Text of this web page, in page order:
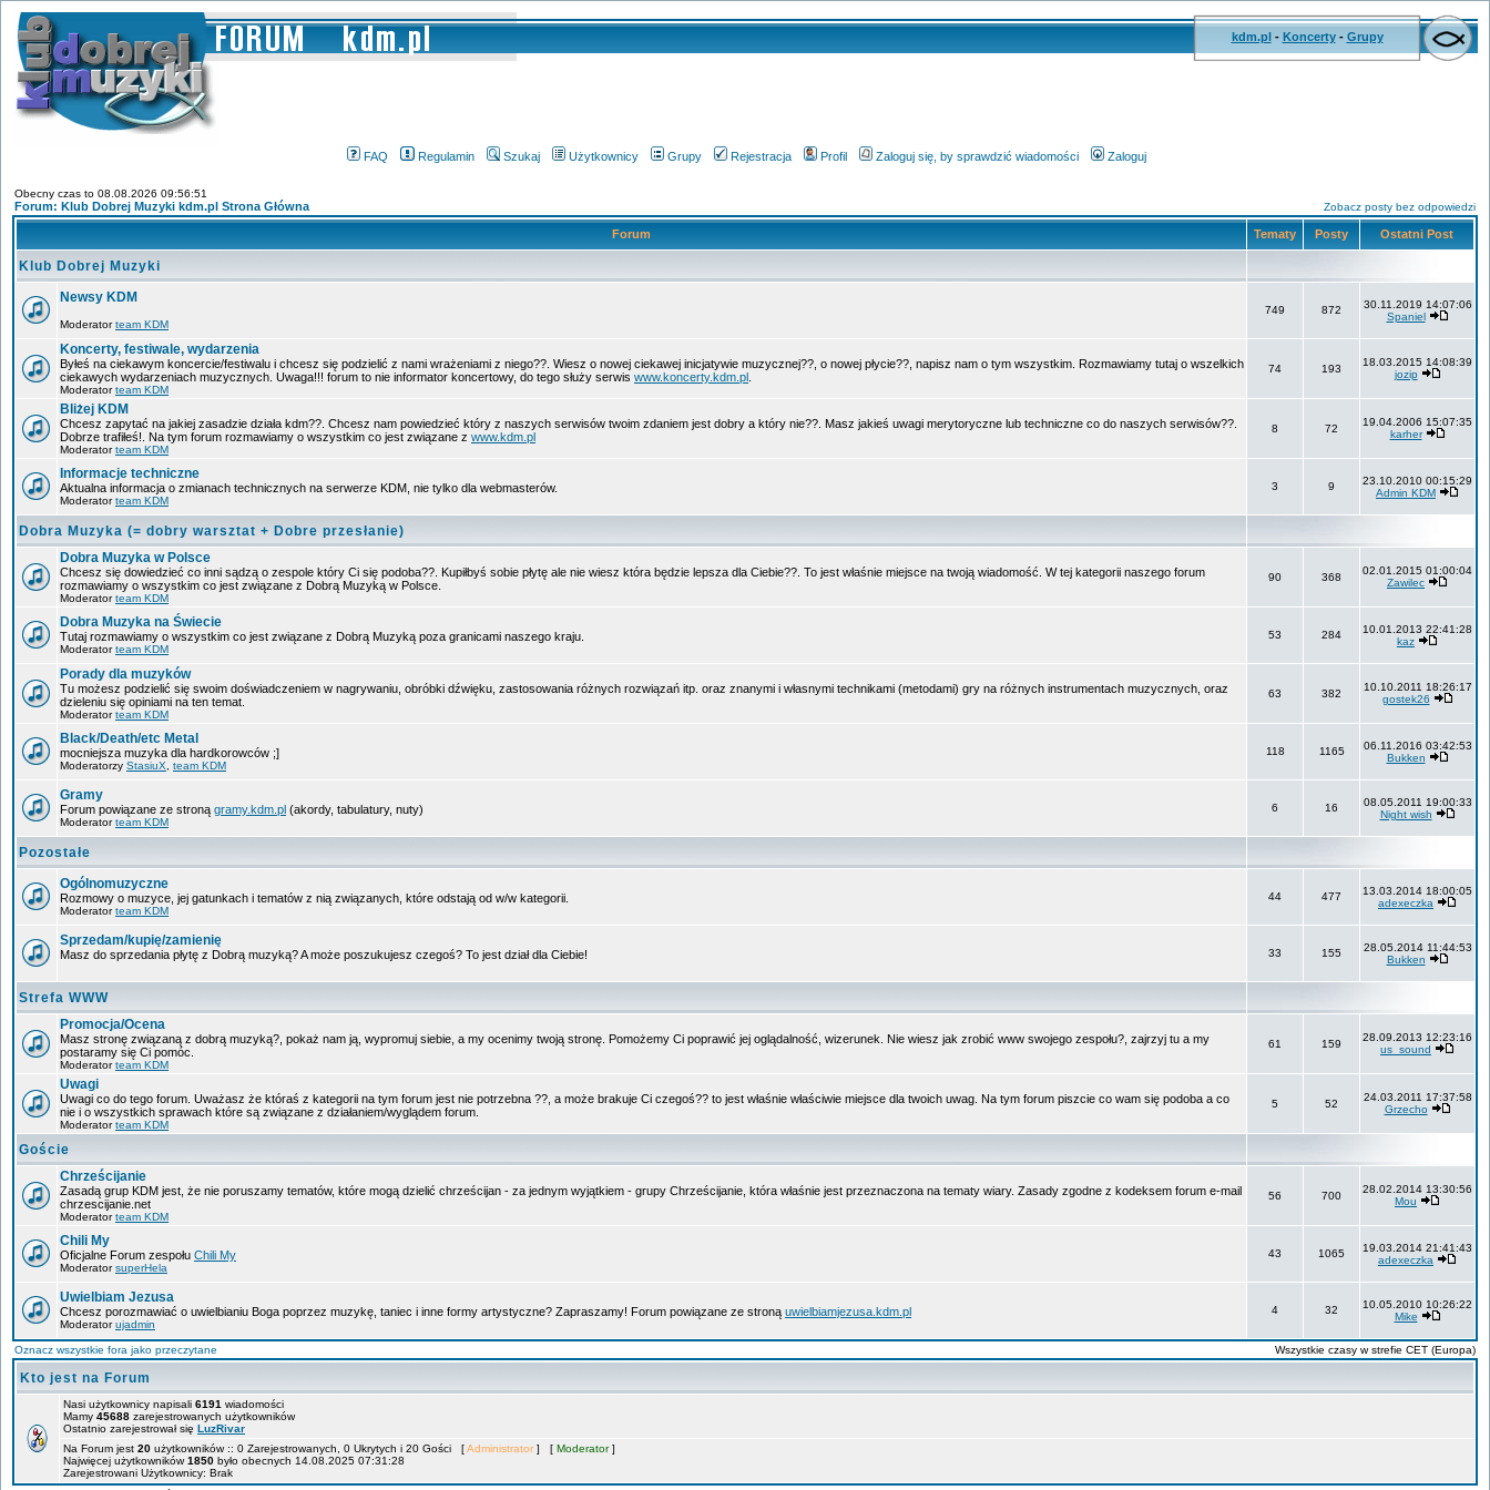
kdm.pl- Koncerty- Grupy
FAQ Regulamin Szukaj Użytkownicy Grupy Rejestracja Profil Zaloguj się, by sprawdzić wiadomości Zaloguj
Obecny czas to 08.08.2026 09:56:51
Forum: Klub Dobrej Muzyki kdm.pl Strona Główna Zobacz posty bez odpowiedzi
Forum Tematy Posty Ostatni Post
Klub Dobrej Muzyki
Newsy KDM
Moderatorteam KDM
749 872
30.11.2019 14:07:06
Spaniel
Koncerty, festiwale, wydarzenia
Byłeś na ciekawym koncercie/festiwalu i chcesz się podzielić z nami wrażeniami z niego??. Wiesz o nowej ciekawej inicjatywie muzycznej??, o nowej płycie??, napisz nam o tym wszystkim. Rozmawiamy tutaj o wszelkich
ciekawych wydarzeniach muzycznych. Uwaga!!! forum to nie informator koncertowy, do tego służy serwis www.koncerty.kdm.pl
Moderatorteam KDM
74 193
18.03.2015 14:08:39
jozip
Bliżej KDM
Chcesz zapytać na jakiej zasadzie działa kdm??. Chcesz nam powiedzieć który z naszych serwisów twoim zdaniem jest dobry a który nie??. Masz jakieś uwagi merytoryczne lub techniczne co do naszych serwisów??.
Dobrze trafiłeś!. Na tym forum rozmawiamy o wszystkim co jest związane z www.kdm.pl
Moderatorteam KDM
8 72
19.04.2006 15:07:35
karher
Informacje techniczne
Aktualna informacja o zmianach technicznych na serwerze KDM, nie tylko dla webmasterów.
Moderatorteam KDM
3 9
23.10.2010 00:15:29
Admin KDM
Dobra Muzyka (= dobry warsztat + Dobre przesłanie)
Dobra Muzyka w Polsce
Chcesz się dowiedzieć co inni sądzą o zespole który Ci się podoba??. Kupiłbyś sobie płytę ale nie wiesz która będzie lepsza dla Ciebie??. To jest właśnie miejsce na twoją wiadomość. W tej kategorii naszego forum
rozmawiamy o wszystkim co jest związane z Dobrą Muzyką w Polsce.
Moderatorteam KDM
90 368
02.01.2015 01:00:04
Zawilec
Dobra Muzyka na Świecie
Tutaj rozmawiamy o wszystkim co jest związane z Dobrą Muzyką poza granicami naszego kraju.
Moderatorteam KDM
53 284
10.01.2013 22:41:28
kaz
Porady dla muzyków
Tu możesz podzielić się swoim doświadczeniem w nagrywaniu, obróbki dźwięku, zastosowania różnych rozwiązań itp. oraz znanymi i własnymi technikami (metodami) gry na różnych instrumentach muzycznych, oraz
dzieleniu się opiniami na ten temat.
Moderatorteam KDM
63 382
10.10.2011 18:26:17
gostek26
Black/Death/etc Metal
mocniejsza muzyka dla hardkorowców ;]
Moderatorzy StasiuX team KDM
118 1165
06.11.2016 03:42:53
Bukken
Gramy
Forum powiązane ze stroną gramy.kdm.pl (akordy, tabulatury, nuty)
Moderatorteam KDM
6 16
08.05.2011 19:00:33
Night wish
Pozostałe
Ogólnomuzyczne
Rozmowy o muzyce, jej gatunkach i tematów z nią związanych, które odstają od w/w kategorii.
Moderatorteam KDM
44 477
13.03.2014 18:00:05
adexeczka
Sprzedam/kupię/zamienię
Masz do sprzedania płytę z Dobrą muzyką? A może poszukujesz czegoś? To jest dział dla Ciebie! 33 155
28.05.2014 11:44:53
Bukken
Strefa WWW
Promocja/Ocena
Masz stronę związaną z dobrą muzyką?, pokaż nam ją, wypromuj siebie, a my ocenimy twoją stronę. Pomożemy Ci poprawić jej oglądalność, wizerunek. Nie wiesz jak zrobić www swojego zespołu?, zajrzyj tu a my
postaramy się Ci pomóc.
Moderatorteam KDM
61 159
28.09.2013 12:23:16
us_sound
Uwagi
Uwagi co do tego forum. Uważasz że któraś z kategorii na tym forum jest nie potrzebna ??, a może brakuje Ci czegoś?? to jest właśnie właściwie miejsce dla twoich uwag. Na tym forum piszcie co wam się podoba a co
nie i o wszystkich sprawach które są związane z działaniem/wyglądem forum.
Moderatorteam KDM
5 52
24.03.2011 17:37:58
Grzecho
Goście
Chrześcijanie
Zasadą grup KDM jest, że nie poruszamy tematów, które mogą dzielić chrześcijan - za jednym wyjątkiem - grupy Chrześcijanie, która właśnie jest przeznaczona na tematy wiary. Zasady zgodne z kodeksem forum e-mail
chrzescijanie.net
Moderatorteam KDM
56 700
28.02.2014 13:30:56
Mou
Chili My
Oficjalne Forum zespołu Chili My
ModeratorsuperHela
43 1065
19.03.2014 21:41:43
adexeczka
Uwielbiam Jezusa
Chcesz porozmawiać o uwielbianiu Boga poprzez muzykę, taniec i inne formy artystyczne? Zapraszamy! Forum powiązane ze stroną uwielbiamjezusa.kdm.pl
Moderatorujadmin
4 32
10.05.2010 10:26:22
Mike
Oznacz wszystkie fora jako przeczytane Wszystkie czasy w strefie CET (Europa)
Kto jest na Forum
Nasi użytkownicy napisali 6191 wiadomości
Mamy 45688 zarejestrowanych użytkowników
Ostatnio zarejestrował się LuzRivar
Na Forum jest 20 użytkowników :: 0 Zarejestrowanych, 0 Ukrytych i 20 Gości [Administrator ] [ Moderator]
Najwięcej użytkowników1850 było obecnych 14.08.2025 07:31:28
Zarejestrowani Użytkownicy: Brak